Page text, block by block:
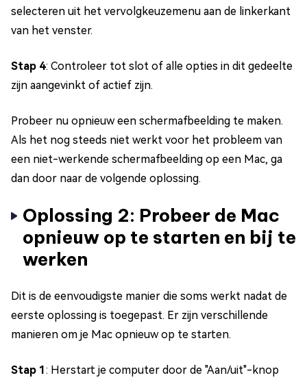
selecteren uit het vervolgkeuzemenu aan de linkerkant
van het venster.
Stap 4: Controleer tot slot of alle opties in dit gedeelte
zijn aangevinkt of actief zijn.
Probeer nu opnieuw een schermafbeelding te maken.
Als het nog steeds niet werkt voor het probleem van
een niet-werkende schermafbeelding op een Mac, ga
dan door naar de volgende oplossing.
Oplossing 2: Probeer de Mac
opnieuw op te starten en bij te
werken
Dit is de eenvoudigste manier die soms werkt nadat de
eerste oplossing is toegepast. Er zijn verschillende
manieren om je Mac opnieuw op te starten.
Stap 1: Herstart je computer door de "Aan/uit"-knop